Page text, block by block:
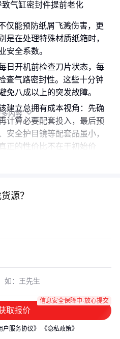
致气缸密封件提前老化
仅能预防纸屑飞溅伤害，更
是在处理特殊材质纸箱时，
安全系数。
日开机前检查刀片状态，每
查气路密封性。这些十分钟
免八成以上的突发故障。
建立总拥有成本视角：先确
计算必要配套投入，最后预
安全护目镜等配套品虽小，
正的性价比不在于初始价
内容 
源？
取报价
信息安全保障中·放心提交
户服务协议》 《隐私政策》